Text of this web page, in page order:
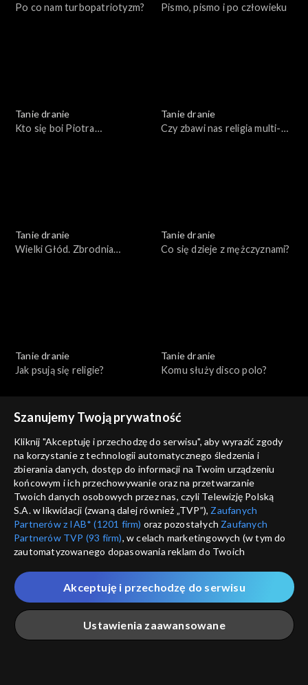
Po co nam turbopatriotyzm?
Pismo, pismo i po człowieku
Tanie dranie
Kto się boi Piotra
Tanie dranie
Czy zbawi nas religia multi-
Tanie dranie
Wielki Głód. Zbrodnia
Tanie dranie
Co się dzieje z mężczyznami?
Tanie dranie
Jak psują się religie?
Tanie dranie
Komu służy disco polo?
Tanie dranie
Czy wolność ma przyszłość?
Tanie dranie
Mistyka dla każdego?
Tanie dranie
Po co nam Piłsudski?
Tanie dranie
W oparach antyfaszyzmu
Szanujemy Twoją prywatność
Kliknij "Akceptuję i przechodzę do serwisu", aby wyrazić zgody
na korzystanie z technologii automatycznego śledzenia i
zbierania danych, dostęp do informacji na Twoim urządzeniu
końcowym i ich przechowywanie oraz na przetwarzanie
Twoich danych osobowych przez nas, czyli Telewizję Polską
S.A. w likwidacji (zwaną dalej również „TVP”), Zaufanych
Partnerów z IAB* (1201 firm) oraz pozostałych Zaufanych
Partnerów TVP (93 firm), w celach marketingowych (w tym do
zautomatyzowanego dopasowania reklam do Twoich
które wskazujemy poniżej, a także zgody na udostępnianie
przez nas identyfikatora PPID do Google.
Twoje dane osobowe zbierane podczas odwiedzania przez
Ciebie naszych
poszczególnych serwisówzwanych dalej
„Portalem”, w tym informacje zapisywane za pomocą
Ustawienia zaawansowane
Akceptuję i przechodzę do serwisu